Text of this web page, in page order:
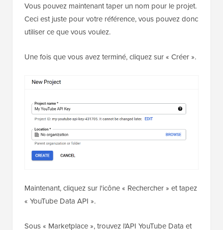
Vous pouvez maintenant taper un nom pour le projet.
Ceci est juste pour votre référence, vous pouvez donc
utiliser ce que vous voulez.
Une fois que vous avez terminé, cliquez sur « Créer ».
Maintenant, cliquez sur l'icône « Rechercher » et tapez
« YouTube Data API ».
Sous « Marketplace », trouvez l'API YouTube Data et